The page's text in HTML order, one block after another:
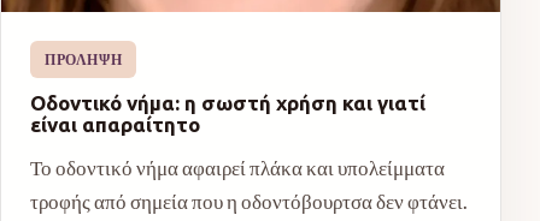
ΠΡΌΛΗΨΗ
Οδοντικό νήμα: η σωστή χρήση και γιατί
είναι απαραίτητο
Το οδοντικό νήμα αφαιρεί πλάκα και υπολείμματα
τροφής από σημεία που η οδοντόβουρτσα δεν φτάνει.